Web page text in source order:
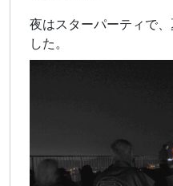
夜はスターパーティで
した。